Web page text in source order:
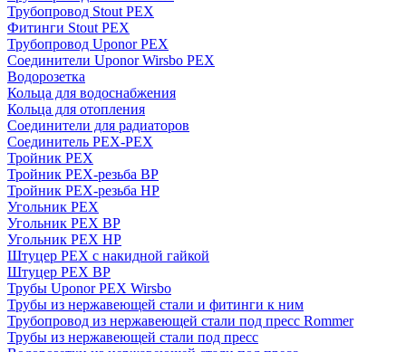
Трубопровод Stout PEX
Фитинги Stout PEX
Трубопровод Uponor PEX
Соединители Uponor Wirsbo PEX
Водорозетка
Кольца для водоснабжения
Кольца для отопления
Соединители для радиаторов
Соединитель PEX-PEX
Тройник PEX
Тройник PEX-резьба ВР
Тройник PEX-резьба НР
Угольник PEX
Угольник PEX ВР
Угольник PEX НР
Штуцер PEX c накидной гайкой
Штуцер PEX ВР
Трубы Uponor PEX Wirsbo
Трубы из нержавеющей стали и фитинги к ним
Трубопровод из нержавеющей стали под пресс Rommer
Трубы из нержавеющей стали под пресс